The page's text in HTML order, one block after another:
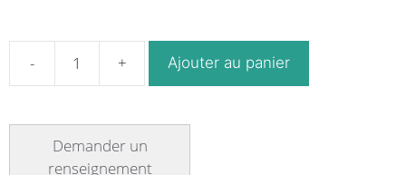
quantité
démontable
avec
Ajouter au panier